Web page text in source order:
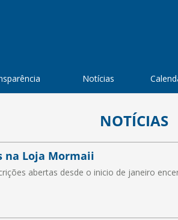
Notícias
NOTÍCIAS
na Loja Mormaii
abertas desde o inicio de janeiro